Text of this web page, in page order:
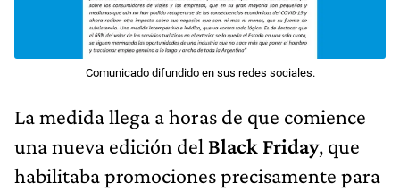
Comunicado difundido en sus redes sociales.
La medida llega a horas de que comience
una nueva edición del Black Friday, que
habilitaba promociones precisamente para